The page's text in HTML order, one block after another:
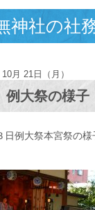
神社の社
月 21日（月）
例大祭の様子
日例大祭本宮祭の様